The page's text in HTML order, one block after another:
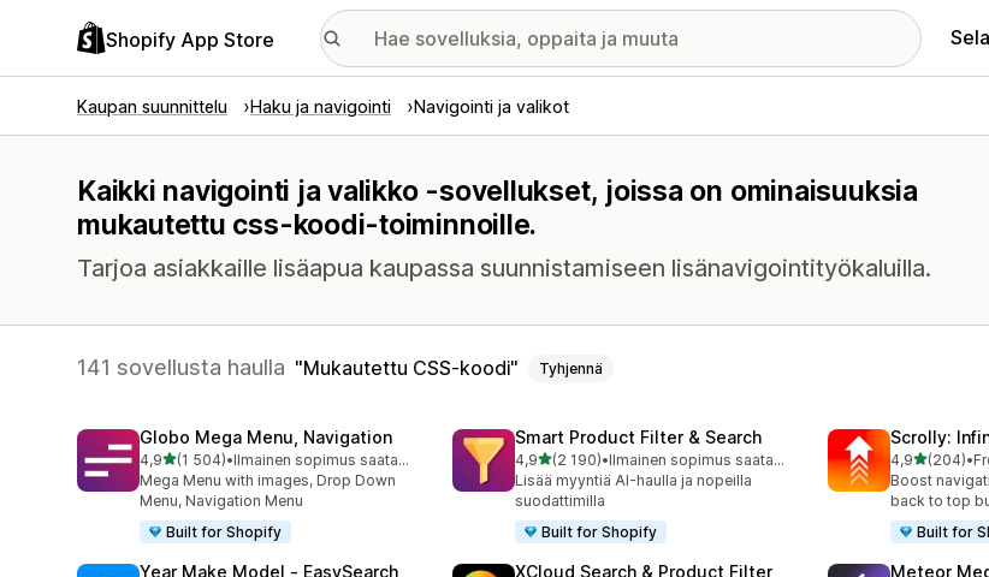
Shopify App Store
Kaupan suunnittelu Haku ja navigointi Navigointi ja valikot
Kaikki navigointi ja valikko -sovellukset, joissa on ominaisuuksia
mukautettu css-koodi-toiminnoille.
Tarjoa asiakkaille lisäapua kaupassa suunnistamiseen lisänavigointityökaluilla.
141 sovellusta haulla Mukautettu CSS-koodi Tyhjennä
Globo Mega Menu, Navigation
4,9/ 5 tähteä
(1 504)
1504 arvostelua yhteensä
•
Ilmainen sopimus saatavilla
Mega Menu with images, Drop Down
Menu, Navigation Menu
Built for Shopify
Smart Product Filter & Search
4,9/ 5 tähteä
(2 190)
2190 arvostelua yhteensä
•
Ilmainen sopimus saatavilla
Lisää myyntiä AI-haulla ja nopeilla
suodattimilla
Built for Shopify
Scrolly:
4,9/ 5 tähteä
(204)
204 •
Boost
back to top
Built for
Year Make Model ‑ EasySearch XCloud Search & Product Filter
Meteor